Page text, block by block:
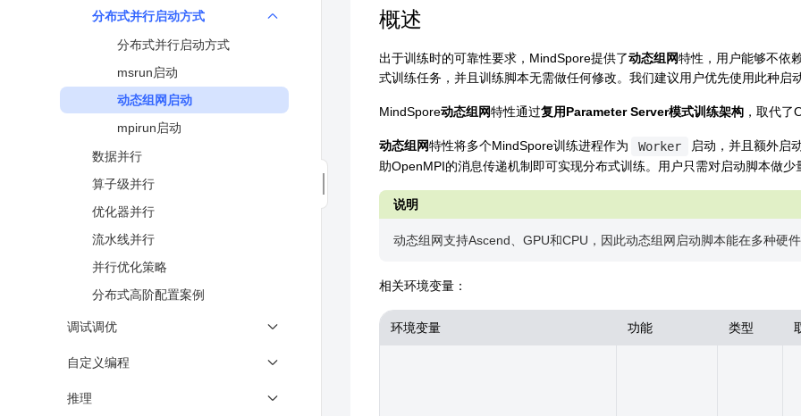
函数式自动微分
模型训练
保存与加载
Graph Mode加速
图模式语法-python语句
图模式语法-python内置函数
图模式-编程技巧
自定义融合策略
分布式并行启动方式
分布式并行启动方式
msrun启动
动态组网启动
mpirun启动
数据并行
算子级并行
优化器并行
流水线并行
并行优化策略
分布式高阶配置案例
调试调优
动态图调试
自定义编程
推理
概述
出于训练时的可靠性要求，MindSpore提供了动态组网特性，用户能够不依
式训练任务，并且训练脚本无需做任何修改。我们建议用户优先使用此种启
MindSpore动态组网特性通过复用Parameter Server模式训练架构 ，取代了
动态组网特性将多个MindSpore训练进程作为 Worker
启动，并且额外启
助OpenMPI的消息传递机制即可实现分布式训练。用户只需对启动脚本做
动态组网支持Ascend、GPU和CPU，因此动态组网启动脚本能在多种硬
相关环境变量：
环境变量 功能 类型